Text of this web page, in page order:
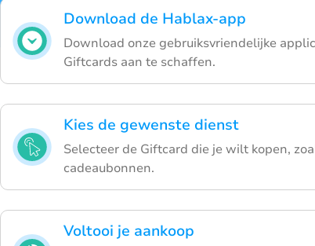
Download de Hablax-app
Download onze gebruiksvriendelijke
Giftcards aan te schaffen.
Kies de gewenste dienst
Selecteer de Giftcard die je wilt kopen,
cadeaubonnen.
Voltooi je aankoop